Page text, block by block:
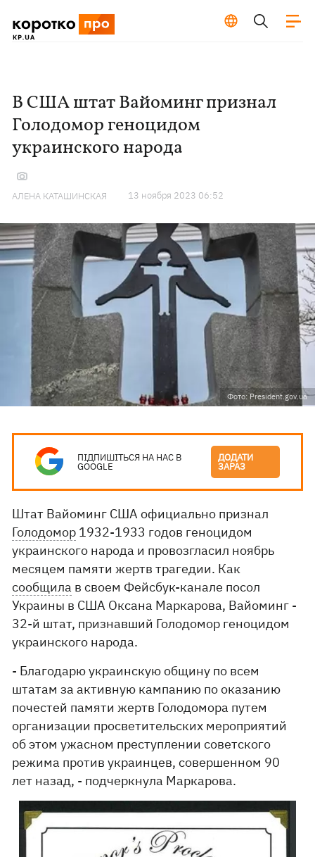
В США штат Вайоминг признал
Голодомор геноцидом
украинского народа
АЛЕНА КАТАШИНСКАЯ 13 ноября 2023 06:52
Фото: President.gov.ua
ПІДПИШІТЬСЯ НА НАС В
GOOGLE
ДОДАТИ
ЗАРАЗ
Штат Вайоминг США официально признал
Голодомор 1932-1933 годов геноцидом
украинского народа и провозгласил ноябрь
месяцем памяти жертв трагедии. Как
сообщила в своем Фейсбук-канале посол
Украины в США Оксана Маркарова, Вайоминг -
32-й штат, признавший Голодомор геноцидом
украинского народа.
- Благодарю украинскую общину по всем
штатам за активную кампанию по оказанию
почестей памяти жертв Голодомора путем
организации просветительских мероприятий
об этом ужасном преступлении советского
режима против украинцев, совершенном 90
лет назад, - подчеркнула Маркарова.